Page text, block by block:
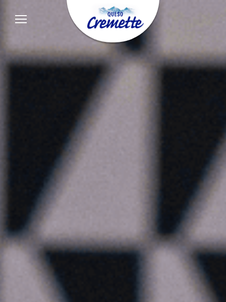
Queso
para
untar
Cremette.
Irresistible
naturalidad.